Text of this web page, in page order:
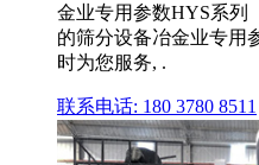
金业专用参数HYS系列
的筛分设备冶金业专用
时为您服务, .
联系电话: 180 3780 8511